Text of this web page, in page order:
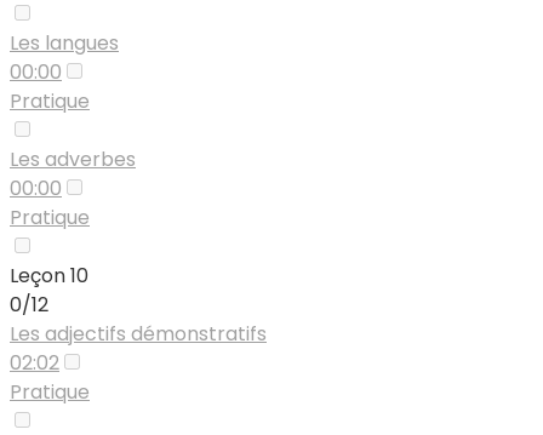
Les langues
00:00
Pratique
Les adverbes
00:00
Pratique
Leçon 10
0/12
Les adjectifs démonstratifs
02:02
Pratique